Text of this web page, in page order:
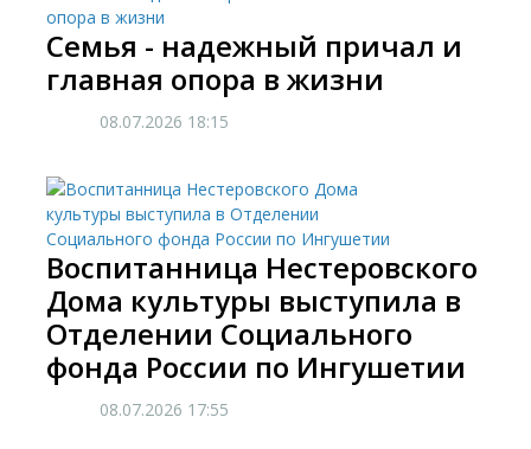
Семья - надежный причал и
главная опора в жизни
08.07.2026 18:15
Воспитанница Нестеровского
Дома культуры выступила в
Отделении Социального
фонда России по Ингушетии
08.07.2026 17:55